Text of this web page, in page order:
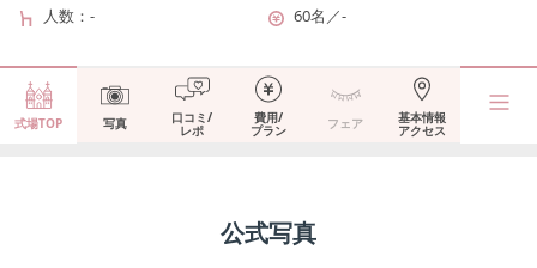
人数
- 60名 ／-
式場TOP 写真 口コミ/
レポ
費用/
プラン フェア 基本情報
アクセス
公式写真